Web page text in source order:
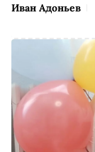
Иван Адоньев